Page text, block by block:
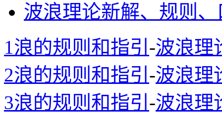
波浪理论新解、规则
1浪的规则和指引 -波浪理
2浪的规则和指引 -波浪理
3浪的规则和指引 -波浪理